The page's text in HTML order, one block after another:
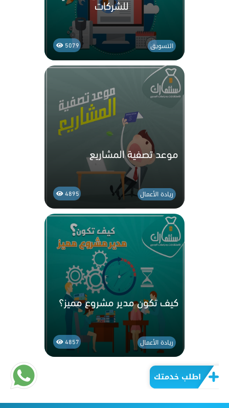
اطلب خدمتك
للشركات
5079 التسويق
موعد تصفية المشاريع
4895 ريادة الأعمال
كيف تكون مدير مشروع مميز؟
4857 ريادة الأعمال